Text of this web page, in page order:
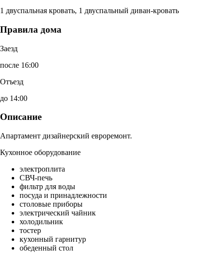
1 двуспальная кровать, 1 двуспальный диван-кровать
Правила дома
Заезд
после 16:00
Отъезд
до 14:00
Описание
Апартамент дизайнерский евроремонт.
Кухонное оборудование
электроплита
СВЧ-печь
фильтр для воды
посуда и принадлежности
столовые приборы
электрический чайник
холодильник
тостер
кухонный гарнитур
обеденный стол